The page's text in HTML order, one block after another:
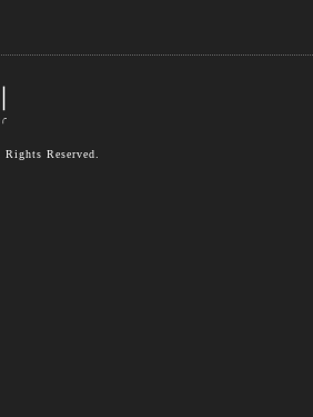
Reserved.